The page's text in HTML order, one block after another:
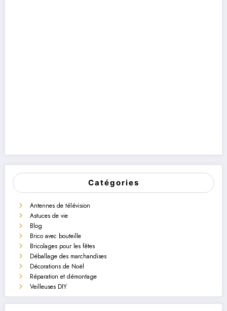
Catégories
Antennes de télévision
Astuces de vie
Blog
Brico avec bouteille
Bricolages pour les fêtes
Déballage des marchandises
Décorations de Noël
Réparation et démontage
Veilleuses DIY